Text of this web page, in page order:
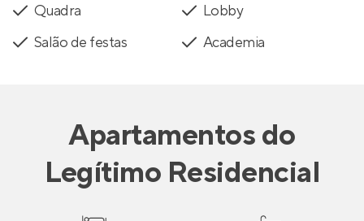
Quadra
Lobby
Salão de festas
Academia
Apartamentosdo
Legítimo Residencial